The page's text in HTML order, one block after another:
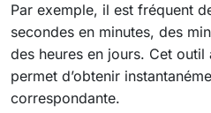
Par exemple, il est fréquent
secondes en minutes, des
des heures en jours. Cet
permet d’obtenir
correspondante.